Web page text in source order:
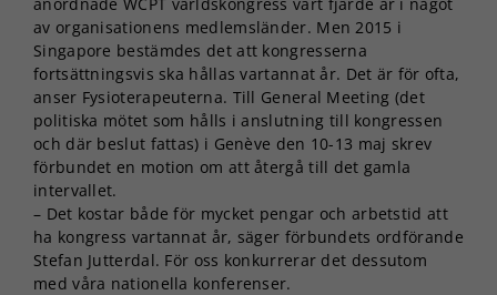
av organisationens medlemsländer. Men 2015 i
Singapore bestämdes det att kongresserna
fortsättningsvis ska hållas vartannat år. Det är för ofta,
anser Fysioterapeuterna. Till General Meeting (det
politiska mötet som hålls i anslutning till kongressen
och där beslut fattas) i Genève den 10-13 maj skrev
förbundet en motion om att återgå till det gamla
intervallet.
– Det kostar både för mycket pengar och arbetstid att
ha kongress vartannat år, säger förbundets ordförande
Stefan Jutterdal. För oss konkurrerar det dessutom
med våra nationella konferenser.